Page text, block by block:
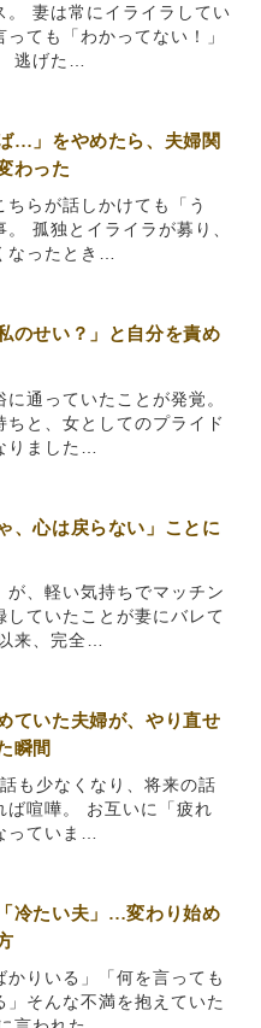
。 妻は常にイライラしてい
っても「わかってない！」
逃げた…
…」をやめたら、夫婦関
わった
ちらが話しかけても「う
。 孤独とイライラが募り、
なったとき…
のせい？」と自分を責め
に通っていたことが発覚。
ちと、女としてのプライド
りました…
、心は戻らない」ことに
が、軽い気持ちでマッチン
していたことが妻にバレて
来、完全…
ていた夫婦が、やり直せ
瞬間
も少なくなり、将来の話
ば喧嘩。 お互いに「疲れ
っていま…
冷たい夫」…変わり始め
かりいる」「何を言っても
」そんな不満を抱えていた